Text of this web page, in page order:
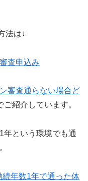
法は↓
査申込み
審査通らない場合ど
ご紹介しています。
年という環境でも通
年数1年で通った体